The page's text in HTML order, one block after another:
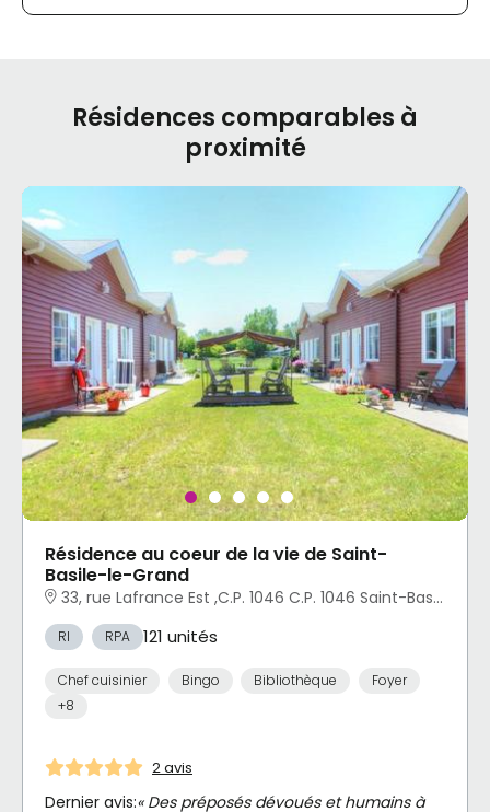
Résidences comparables à
proximité
Résidence au coeur de la vie de Saint-
Basile-le-Grand
33, rue Lafrance Est ,C.P. 1046 C.P. 1046 Saint-Basile-le-Grand, QC
RI RPA 121 unités
Chef cuisinier Bingo Bibliothèque
Foyer
+8
2 avis
Dernier avis:« Des préposés dévoués et humains à